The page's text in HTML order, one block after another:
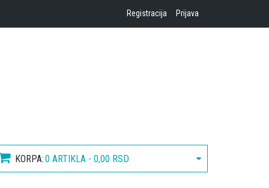
Registracija Prijava
KORPA:0 ARTIKLA - 0,00 RSD